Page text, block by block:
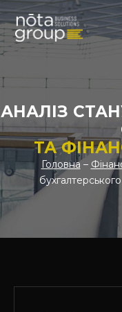
АНАЛІЗ
ТА
Головна–
бухгалтерського